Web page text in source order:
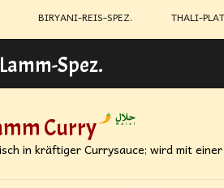
BIRYANI-REIS-SPEZ. THALI-
Spez.
Curry
in kräftiger Currysauce; wird mit